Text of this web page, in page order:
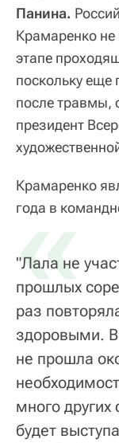
Панина.
Крамаренко
этапе
поскольку еще
после травмы,
президент
Крамаренко
года в
«
"Лала не
прошлых
раз
здоровыми.
не прошла
много
будет